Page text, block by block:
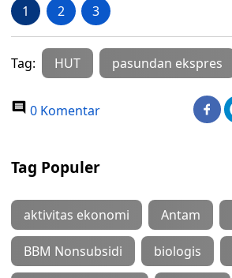
1 2 3
Tag: HUT pasundan ekspres
0 Komentar
Tag Populer
aktivitas ekonomi Antam
BBM Nonsubsidi biologis